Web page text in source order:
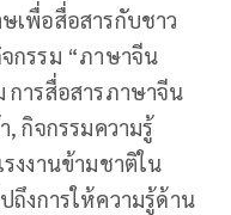
เพื่อสื่อสารกับชาว
กรรม “ภาษาจีน
การสื่อสารภาษาจีน
, กิจกรรมความรู้
งงานข้ามชาติใน
ถึงการให้ความรู้ด้าน